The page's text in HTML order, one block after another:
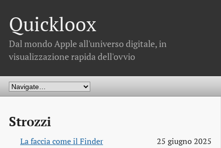
Quickloox
Dal mondo Apple all'universo digitale, in
visualizzazione rapida dell'ovvio
Strozzi
La faccia come il Finder
25 giugno 2025